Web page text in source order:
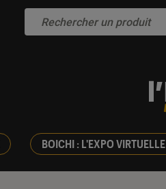
BOICHI : L'EXPO VIRTUELLE